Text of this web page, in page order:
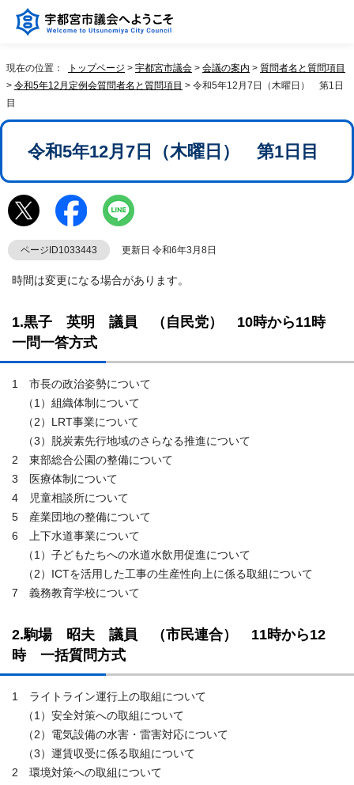
現在の位置： トップページ > 宇都宮市議会 > 会議の案内 > 質問者名と質問項目
> 令和5年12月定例会質問者名と質問項目 > 令和5年12月7日（木曜日） 第1日
目
令和5年12月7日（木曜日） 第1日目
ページID1033443 更新日 令和6年3月8日
時間は変更になる場合があります。
1.黒子 英明 議員 （自民党） 10時から11時
一問一答方式
1 市長の政治姿勢について
（1）組織体制について
（2）LRT事業について
（3）脱炭素先行地域のさらなる推進について
2 東部総合公園の整備について
3 医療体制について
4 児童相談所について
5 産業団地の整備について
6 上下水道事業について
（1）子どもたちへの水道水飲用促進について
（2）ICTを活用した工事の生産性向上に係る取組について
7 義務教育学校について
2.駒場 昭夫 議員 （市民連合） 11時から12
時 一括質問方式
1 ライトライン運行上の取組について
（1）安全対策への取組について
（2）電気設備の水害・雷害対応について
（3）運賃収受に係る取組について
2 環境対策への取組について